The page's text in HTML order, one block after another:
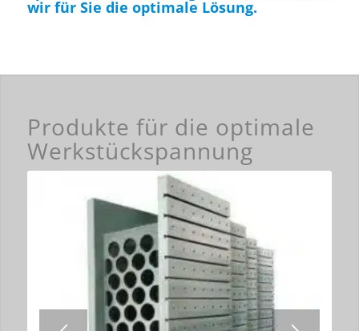
wir für Sie die optimale Lösung.
Produkte für die optimale
Werkstückspannung